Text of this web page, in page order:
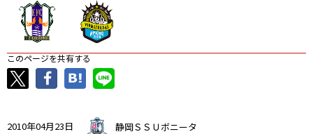
このページを共有する
2010年04月23日
静岡ＳＳＵボニータ